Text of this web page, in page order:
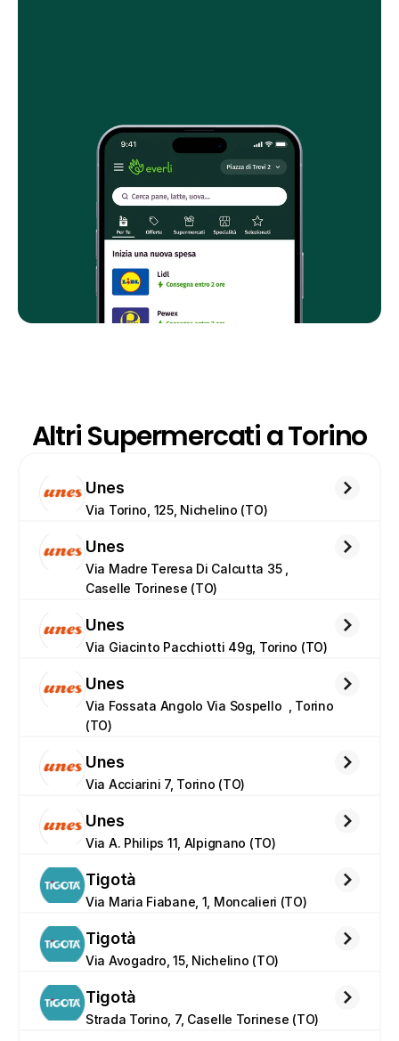
Altri Supermercati a Torino
Unes
Via Torino, 125, Nichelino (TO)
Unes
Via Madre Teresa Di Calcutta 35 ,
Caselle Torinese (TO)
Unes
Via Giacinto Pacchiotti 49g, Torino (TO)
Unes
Via Fossata Angolo Via Sospello  , Torino
(TO)
Unes
Via Acciarini 7, Torino (TO)
Unes
Via A. Philips 11, Alpignano (TO)
Tigotà
Via Maria Fiabane, 1, Moncalieri (TO)
Tigotà
Via Avogadro, 15, Nichelino (TO)
Tigotà
Strada Torino, 7, Caselle Torinese (TO)